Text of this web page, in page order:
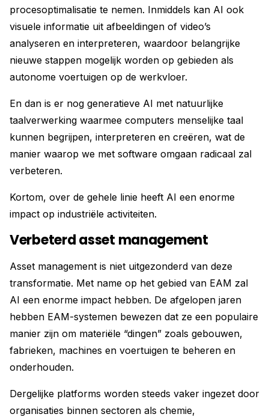
procesoptimalisatie te nemen. Inmiddels kan AI ook
visuele informatie uit afbeeldingen of video’s
analyseren en interpreteren, waardoor belangrijke
nieuwe stappen mogelijk worden op gebieden als
autonome voertuigen op de werkvloer.
En dan is er nog generatieve AI met natuurlijke
taalverwerking waarmee computers menselijke taal
kunnen begrijpen, interpreteren en creëren, wat de
manier waarop we met software omgaan radicaal zal
verbeteren.
Kortom, over de gehele linie heeft AI een enorme
impact op industriële activiteiten.
Verbeterd asset management
Asset management is niet uitgezonderd van deze
transformatie. Met name op het gebied van EAM zal
AI een enorme impact hebben. De afgelopen jaren
hebben EAM-systemen bewezen dat ze een populaire
manier zijn om materiële “dingen” zoals gebouwen,
fabrieken, machines en voertuigen te beheren en
onderhouden.
Dergelijke platforms worden steeds vaker ingezet door
organisaties binnen sectoren als chemie,